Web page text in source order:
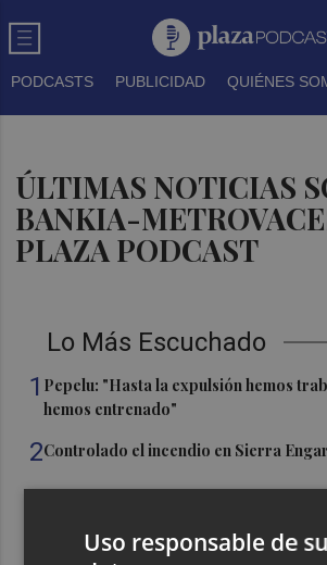
PODCASTS PUBLICIDAD QUIÉNES
ÚLTIMAS NOTICIAS
BANKIA-
PLAZA PODCAST
Lo Más Escuchado
1 Pepelu: "Hasta la expulsión hemos
hemos entrenado"
2Controlado el incendio en Sierra
seguridad alarma a gobiernos y
Uso responsable de